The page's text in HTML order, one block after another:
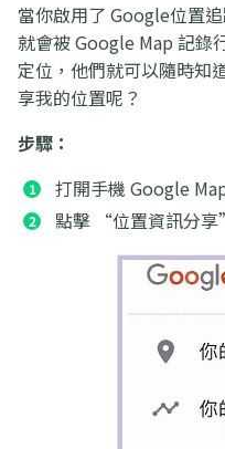
當你啟用了 Google位置
就會被 Google Map 記錄
定位，他們就可以隨時知
享我的位置呢？
步驟：
打開手機 Google
點擊 “位置資訊分享”